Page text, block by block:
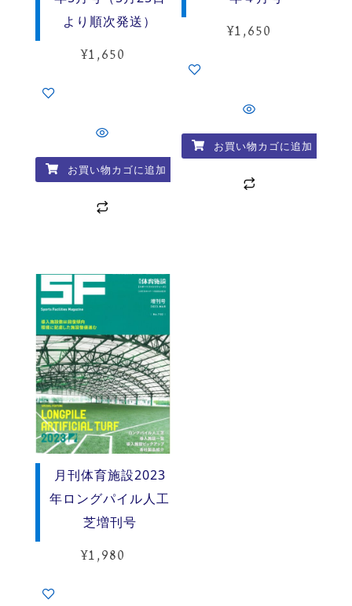
より順次発送）
¥1,650
お買い物カゴに追加
¥1,650
お買い物カゴに追加
月刊体育施設2023
年ロングパイル人工
芝増刊号
¥1,980